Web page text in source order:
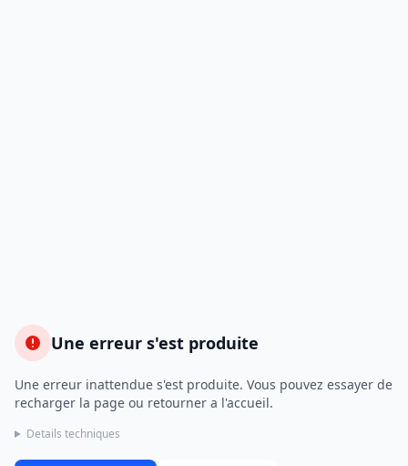
Une erreur s'est produite
Une erreur inattendue s'est produite. Vous pouvez essayer de
recharger la page ou retourner a l'accueil.
Details techniques